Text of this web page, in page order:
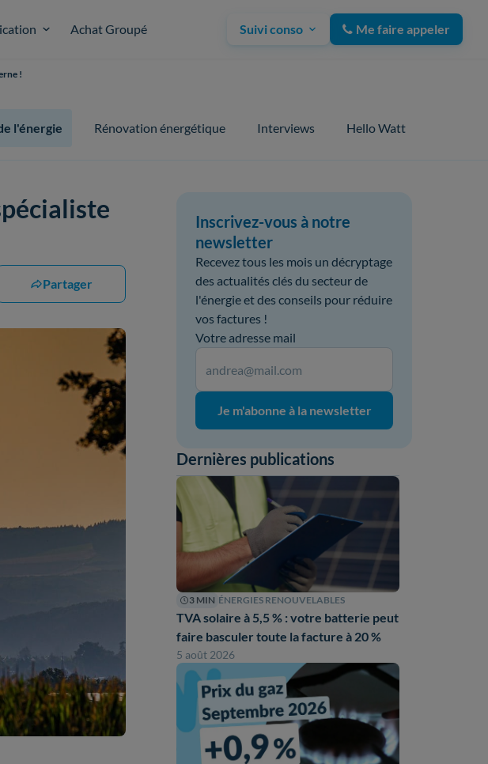
Achat Groupé Suivi conso Me faire appeler
!
l'énergie Rénovation énergétique Interviews Hello Watt
Partager
Inscrivez-vous à notre
newsletter
Recevez tous les mois un décryptage
des actualités clés du secteur de
l'énergie et des conseils pour réduire
vos factures !
Votre adresse mail
Je m'abonne à la newsletter
Dernières publications
3 MIN ÉNERGIES RENOUVELABLES
TVA solaire à 5,5 % : votre batterie peut
faire basculer toute la facture à 20 %
5 août 2026